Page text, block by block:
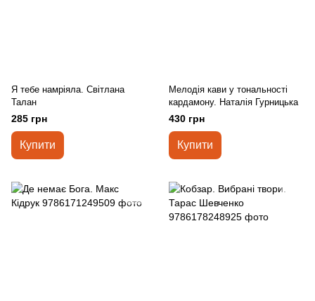
Я тебе намріяла. Світлана
Талан
285 грн
Купити
Мелодія кави у тональності
кардамону. Наталія Гурницька
430 грн
Купити